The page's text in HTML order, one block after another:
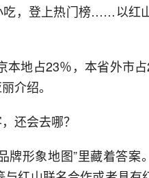
吃，登上热门榜……以红
本地占23％，本省外市
介绍。
还会去哪？
牌形象地图”里藏着答